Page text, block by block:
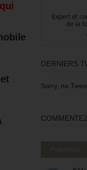
DERNIERS
Sorry, no